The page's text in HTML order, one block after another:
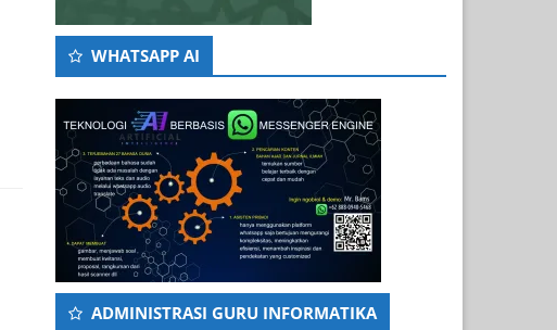
WHATSAPP AI
ADMINISTRASI GURU INFORMATIKA